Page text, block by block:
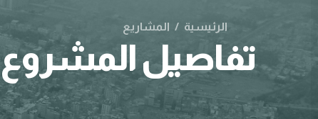
الرئيسية / المشاريع
تفاصيل المشروع